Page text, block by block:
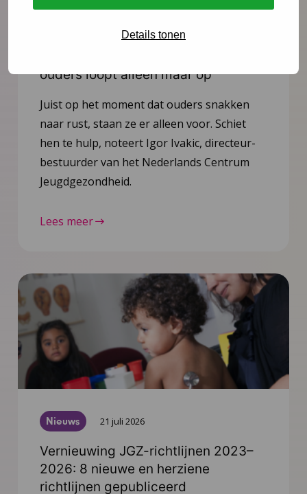
Details tonen
ouders loopt alleen maar op
Juist op het moment dat ouders snakken
naar rust, staan ze er alleen voor. Schiet
hen te hulp, noteert Igor Ivakic, directeur-
bestuurder van het Nederlands Centrum
Jeugdgezondheid.
Lees meer
Nieuws 21 juli 2026
Vernieuwing JGZ-richtlijnen 2023–
2026: 8 nieuwe en herziene
richtlijnen gepubliceerd